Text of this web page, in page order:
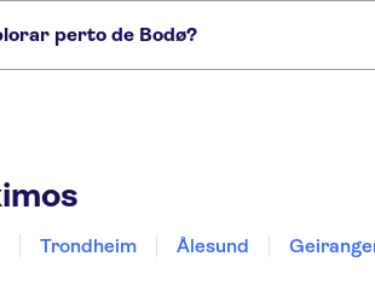
perto de Bodø?
Trondheim Ålesund